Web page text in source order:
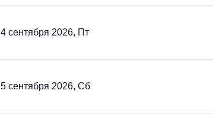
4 сентября 2026, Пт
5 сентября 2026, Сб